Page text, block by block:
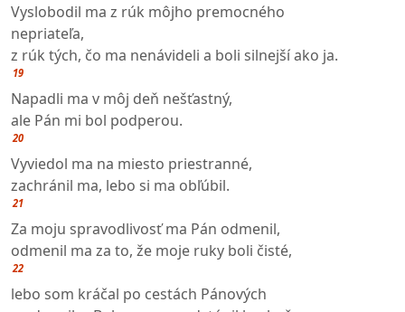
Vyslobodil ma z rúk môjho premocného
nepriateľa,
z rúk tých, čo ma nenávideli a boli silnejší ako ja.
19
Napadli ma v môj deň nešťastný,
ale Pán mi bol podperou.
20
Vyviedol ma na miesto priestranné,
zachránil ma, lebo si ma obľúbil.
21
Za moju spravodlivosť ma Pán odmenil,
odmenil ma za to, že moje ruky boli čisté,
22
lebo som kráčal po cestách Pánových